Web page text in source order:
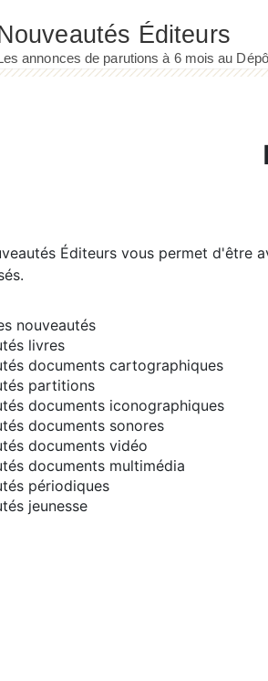
Éditeurs vous permet d'être
nouveautés
livres
documents cartographiques
partitions
documents iconographiques
documents sonores
documents vidéo
documents multimédia
périodiques
jeunesse